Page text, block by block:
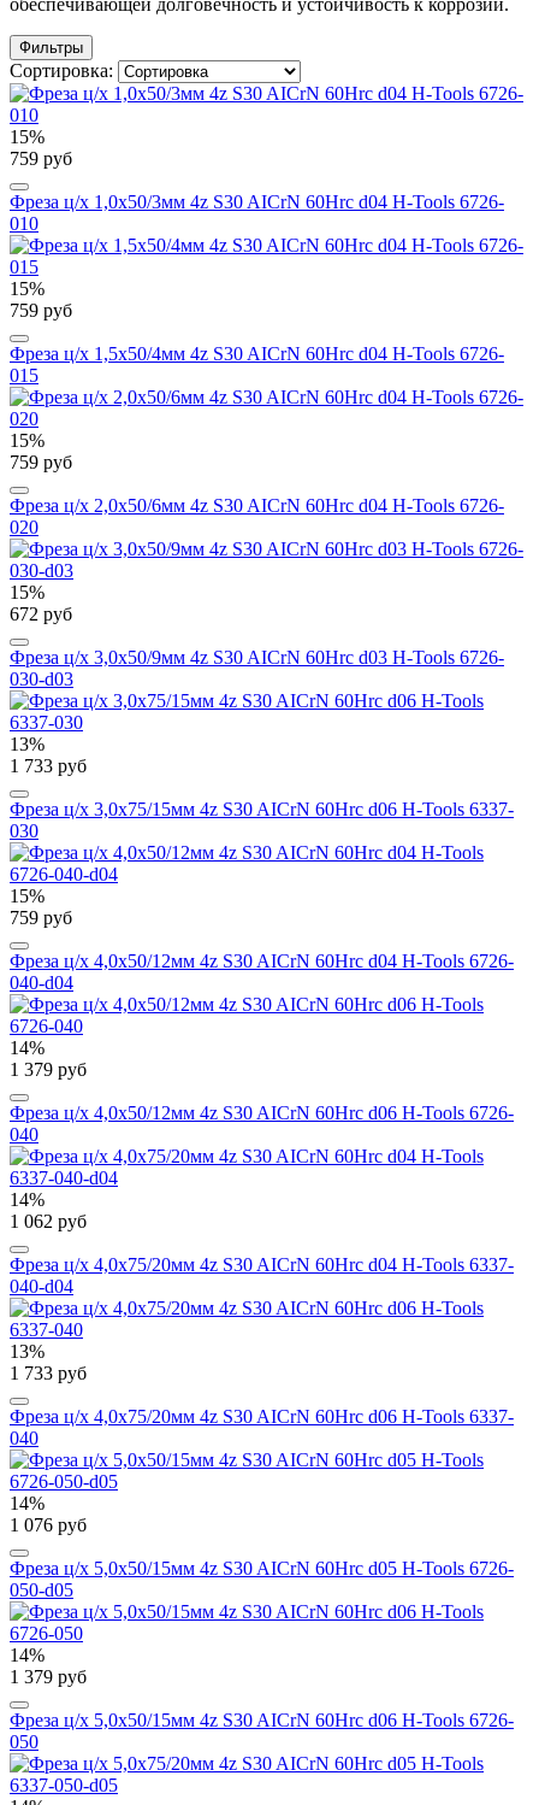
Фильтры
Сортировка:
15%
759 руб
Фреза ц/х 1,0x50/3мм 4z S30 AICrN 60Hrc d04 H-Tools 6726-
010
15%
759 руб
Фреза ц/х 1,5x50/4мм 4z S30 AICrN 60Hrc d04 H-Tools 6726-
015
15%
759 руб
Фреза ц/х 2,0x50/6мм 4z S30 AICrN 60Hrc d04 H-Tools 6726-
020
15%
672 руб
Фреза ц/х 3,0x50/9мм 4z S30 AICrN 60Hrc d03 H-Tools 6726-
030-d03
13%
1 733 руб
Фреза ц/х 3,0x75/15мм 4z S30 AICrN 60Hrc d06 H-Tools 6337-
030
15%
759 руб
Фреза ц/х 4,0x50/12мм 4z S30 AICrN 60Hrc d04 H-Tools 6726-
040-d04
14%
1 379 руб
Фреза ц/х 4,0x50/12мм 4z S30 AICrN 60Hrc d06 H-Tools 6726-
040
14%
1 062 руб
Фреза ц/х 4,0x75/20мм 4z S30 AICrN 60Hrc d04 H-Tools 6337-
040-d04
13%
1 733 руб
Фреза ц/х 4,0x75/20мм 4z S30 AICrN 60Hrc d06 H-Tools 6337-
040
14%
1 076 руб
Фреза ц/х 5,0x50/15мм 4z S30 AICrN 60Hrc d05 H-Tools 6726-
050-d05
14%
1 379 руб
Фреза ц/х 5,0x50/15мм 4z S30 AICrN 60Hrc d06 H-Tools 6726-
050